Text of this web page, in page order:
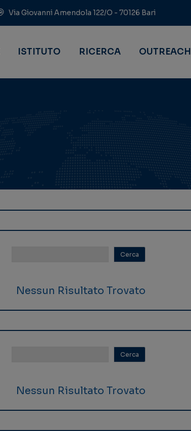
Via Giovanni Amendola 122/O - 70126 Bari
ISTITUTO RICERCA OUTREACH
Nessun Risultato Trovato
Nessun Risultato Trovato